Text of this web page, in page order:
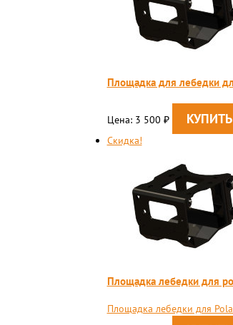
Площадка для лебедки
Цена: 3 500 ₽
Скидка!
Площадка лебедки для
Площадка лебедки для